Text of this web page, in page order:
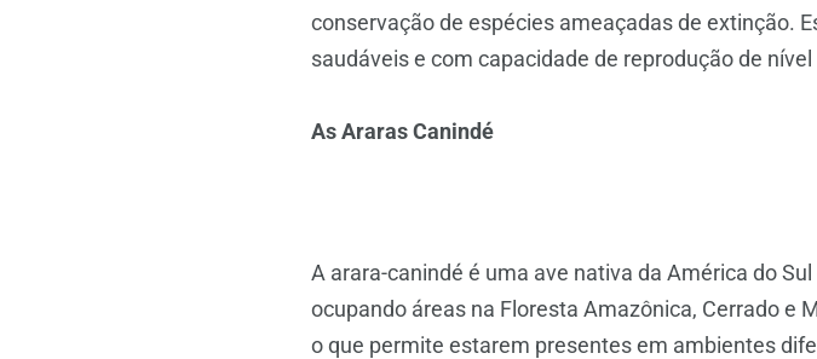
conservação de espécies ameaçadas de extinção.
saudáveis e com capacidade de reprodução de
As Araras Canindé
A arara-canindé é uma ave nativa da América do
ocupando áreas na Floresta Amazônica, Cerrado e
o que permite estarem presentes em ambientes